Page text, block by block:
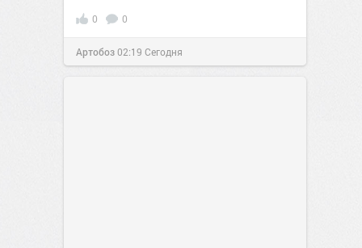
0 0
Артобоз02:19 Сегодня